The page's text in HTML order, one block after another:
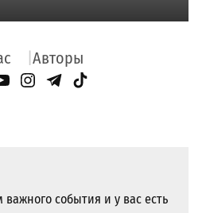
Авторы
Page
YouTube
Instagram
Telegram
TikTok
события и у вас есть